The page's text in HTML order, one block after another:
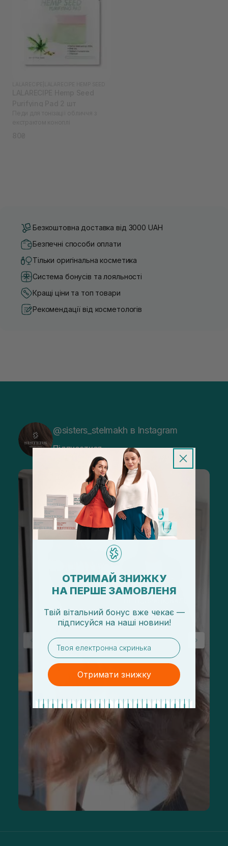
Безкоштовна доставка від 3000 UAH
Безпечні способи оплати
Тільки оригінальна косметика
Система бонусів та лояльності
Кращі ціни та топ товари
Рекомендації від косметологів
@sisters_stelmakh в Instagram
Підписатися
ОТРИМАЙ ЗНИЖКУ
НА ПЕРШЕ ЗАМОВЛЕНЯ
Твій вітальний бонус вже чекає —
підписуйся на наші новини!
email
Отримати знижку